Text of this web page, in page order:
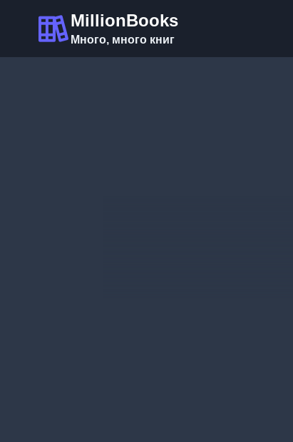
содержимому
MillionBooks
Много, много книг